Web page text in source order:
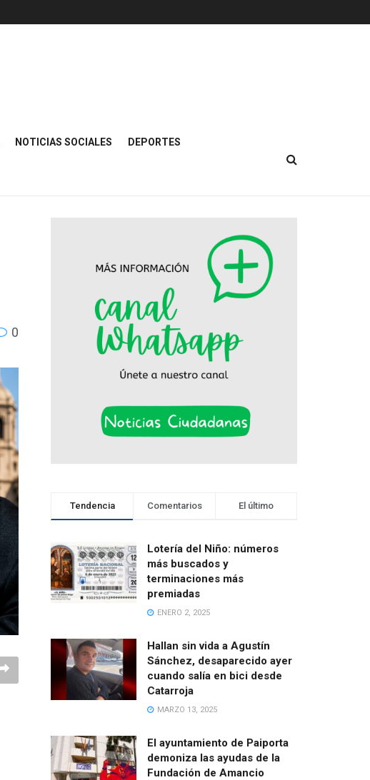
NOTICIAS SOCIALES DEPORTES
0
Tendencia Comentarios El último
Lotería del Niño: números
más buscados y
terminaciones más
premiadas
ENERO 2, 2025
Hallan sin vida a Agustín
Sánchez, desaparecido ayer
cuando salía en bici desde
Catarroja
MARZO 13, 2025
El ayuntamiento de Paiporta
demoniza las ayudas de la
Fundación de Amancio